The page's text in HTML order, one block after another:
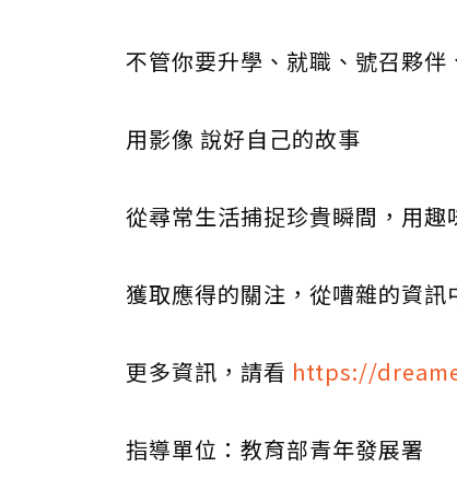
不管你要升學、就職、號召夥
用影像 說好自己的故事
從尋常生活捕捉珍貴瞬間，用趣
獲取應得的關注，從嘈雜的資訊
更多資訊，請看 https://
指導單位：教育部青年發展署